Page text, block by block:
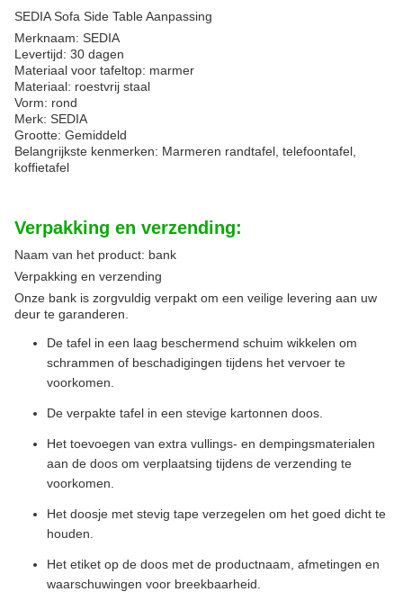
SEDIA Sofa Side Table Aanpassing
Merknaam: SEDIA
Levertijd: 30 dagen
Materiaal voor tafeltop: marmer
Materiaal: roestvrij staal
Vorm: rond
Merk: SEDIA
Grootte: Gemiddeld
Belangrijkste kenmerken: Marmeren randtafel, telefoontafel,
koffietafel
Verpakking en verzending:
Naam van het product: bank
Verpakking en verzending
Onze bank is zorgvuldig verpakt om een veilige levering aan uw
deur te garanderen.
De tafel in een laag beschermend schuim wikkelen om
schrammen of beschadigingen tijdens het vervoer te
voorkomen.
De verpakte tafel in een stevige kartonnen doos.
Het toevoegen van extra vullings- en dempingsmaterialen
aan de doos om verplaatsing tijdens de verzending te
voorkomen.
Het doosje met stevig tape verzegelen om het goed dicht te
houden.
Het etiket op de doos met de productnaam, afmetingen en
waarschuwingen voor breekbaarheid.